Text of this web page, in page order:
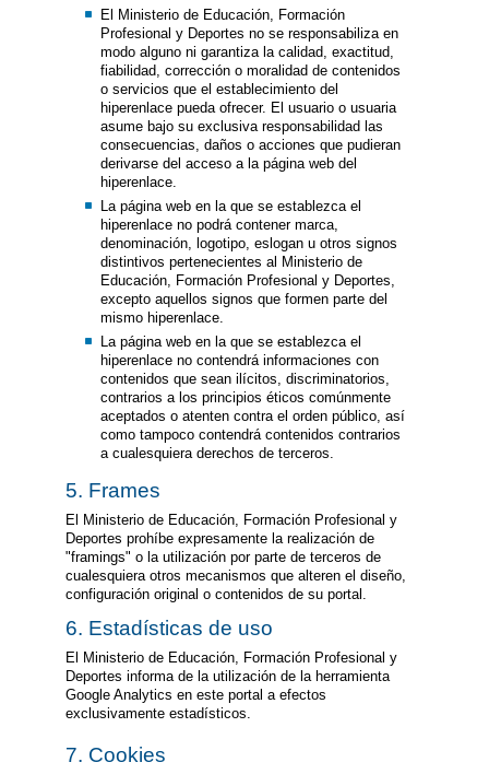
El Ministerio de Educación, Formación
Profesional y Deportes no se responsabiliza en
modo alguno ni garantiza la calidad, exactitud,
fiabilidad, corrección o moralidad de contenidos
o servicios que el establecimiento del
hiperenlace pueda ofrecer. El usuario o usuaria
asume bajo su exclusiva responsabilidad las
consecuencias, daños o acciones que pudieran
derivarse del acceso a la página web del
hiperenlace.
La página web en la que se establezca el
hiperenlace no podrá contener marca,
denominación, logotipo, eslogan u otros signos
distintivos pertenecientes al Ministerio de
Educación, Formación Profesional y Deportes,
excepto aquellos signos que formen parte del
mismo hiperenlace.
La página web en la que se establezca el
hiperenlace no contendrá informaciones con
contenidos que sean ilícitos, discriminatorios,
contrarios a los principios éticos comúnmente
aceptados o atenten contra el orden público, así
como tampoco contendrá contenidos contrarios
a cualesquiera derechos de terceros.
5. Frames
El Ministerio de Educación, Formación Profesional y
Deportes prohíbe expresamente la realización de
"framings" o la utilización por parte de terceros de
cualesquiera otros mecanismos que alteren el diseño,
configuración original o contenidos de su portal.
6. Estadísticas de uso
El Ministerio de Educación, Formación Profesional y
Deportes informa de la utilización de la herramienta
Google Analytics en este portal a efectos
exclusivamente estadísticos.
7. Cookies